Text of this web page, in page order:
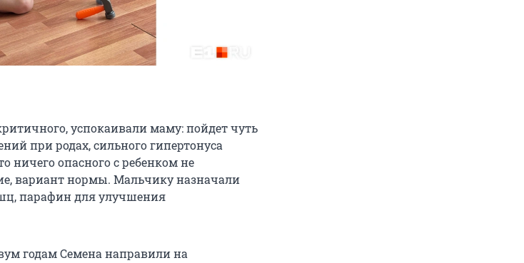
успокаивали маму: пойдет чуть
при родах, сильного гипертонуса
ничего опасного с ребенком не
вариант нормы. Мальчику назначали
парафин для улучшения
годам Семена направили на